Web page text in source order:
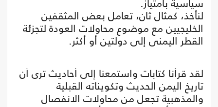
لنأخذ، كمثال ثان، تعامل بعض المثقفين
الخليجيين مع موضوع محاولات العودة لتجزئة
القطر اليمنى إلى دولتين أو أكثر.
لقد قرأنا كتابات واستمعنا إلى أحاديث ترى أن
تاريخ اليمن الحديث وتكويناته القبلية
والمذهبية تجعل من محاولات الانفصال